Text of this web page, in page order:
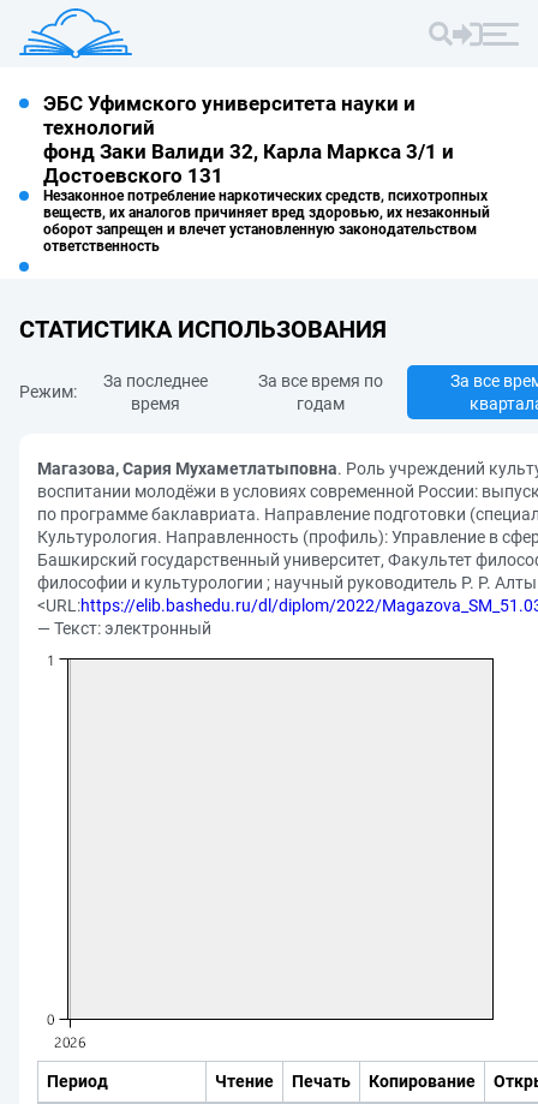
ЭБС Уфимского университета науки и
технологий
фонд Заки Валиди 32, Карла Маркса 3/1 и
Достоевского 131
Незаконное потребление наркотических средств, психотропных
веществ, их аналогов причиняет вред здоровью, их незаконный
оборот запрещен и влечет установленную законодательством
ответственность
СТАТИСТИКА ИСПОЛЬЗОВАНИЯ
Режим:
За последнее
время
За все время по
годам
За все
Магазова, Сария Мухаметлатыповна. Роль учреждений
воспитании молодёжи в условиях современной России:
по программе баклавриата. Направление подготовки
Культурология. Направленность (профиль): Управление в
Башкирский государственный университет, Факультет
философии и культурологии ; научный руководитель Р. Р.
<URL:https://elib.bashedu.ru/dl/diplom/2022/
— Текст: электронный
Период Чтение Печать Копирование